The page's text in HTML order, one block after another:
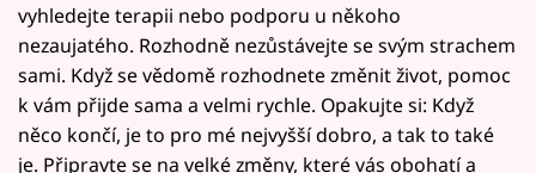
vyhledejte terapii nebo podporu u někoho
nezaujatého. Rozhodně nezůstávejte se svým strachem
sami. Když se vědomě rozhodnete změnit život, pomoc
k vám přijde sama a velmi rychle. Opakujte si: Když
něco končí, je to pro mé nejvyšší dobro, a tak to také
je. Připravte se na velké změny, které vás obohatí a